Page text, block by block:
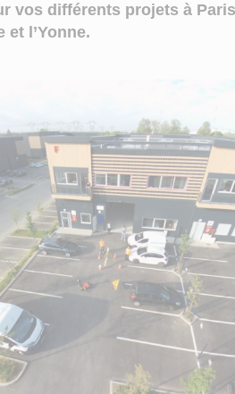
vos différents projets à
et l’Yonne.